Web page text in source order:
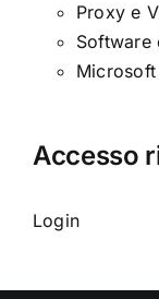
Proxy e
Software
Accesso
Login